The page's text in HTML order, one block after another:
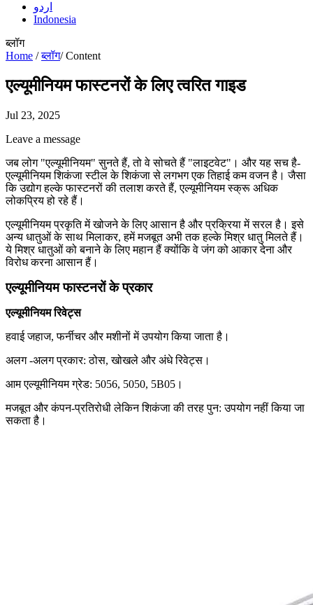
اردو
Indonesia
ब्लॉग
Home /ब्लॉग/Content
एल्यूमीनियम फास्टनरों के लिए त्वरित गाइड
Jul 23, 2025
Leave a message
जब लोग "एल्यूमीनियम" सुनते हैं, तो वे सोचते हैं "लाइटवेट"। और यह सच है-
एल्यूमीनियम शिकंजा स्टील के शिकंजा से लगभग एक तिहाई कम वजन है। जैसा
कि उद्योग हल्के फास्टनरों की तलाश करते हैं, एल्यूमीनियम स्क्रू अधिक
लोकप्रिय हो रहे हैं।
एल्यूमीनियम प्रकृति में खोजने के लिए आसान है और प्रक्रिया में सरल है। इसे
अन्य धातुओं के साथ मिलाकर, हमें मजबूत अभी तक हल्के मिश्र धातु मिलते हैं।
ये मिश्र धातुओं को बनाने के लिए महान हैं क्योंकि वे जंग को आकार देना और
विरोध करना आसान हैं।
एल्यूमीनियम फास्टनरों के प्रकार
एल्यूमीनियम रिवेट्स
हवाई जहाज, फर्नीचर और मशीनों में उपयोग किया जाता है।
अलग -अलग प्रकार: ठोस, खोखले और अंधे रिवेट्स।
आम एल्यूमीनियम ग्रेड: 5056, 5050, 5B05।
मजबूत और कंपन-प्रतिरोधी लेकिन शिकंजा की तरह पुन: उपयोग नहीं किया जा
सकता है।